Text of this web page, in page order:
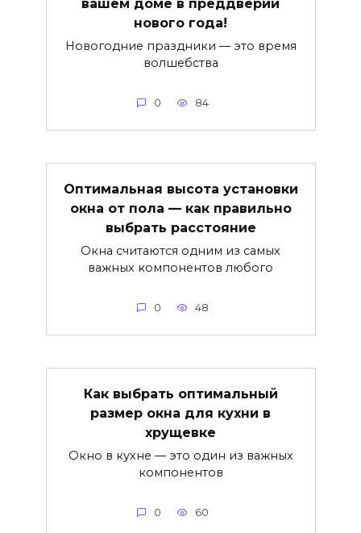
вашем доме в преддверии
нового года!
Новогодние праздники — это время
волшебства
0 84
Оптимальная высота установки
окна от пола — как правильно
выбрать расстояние
Окна считаются одним из самых
важных компонентов любого
0 48
Как выбрать оптимальный
размер окна для кухни в
хрущевке
Окно в кухне — это один из важных
компонентов
0 60